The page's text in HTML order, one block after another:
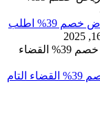
افضل شركة كشف تسربات المياه بالرياض خصم 39% اطلب
مكافحة حشرات بالرياض 055650170 خصم 39% القضاء التام